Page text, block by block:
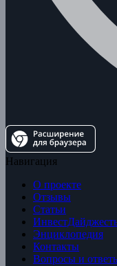
Навигация
О проекте
Отзывы
Статьи
Энциклопедия
Контакты
Вопросы и